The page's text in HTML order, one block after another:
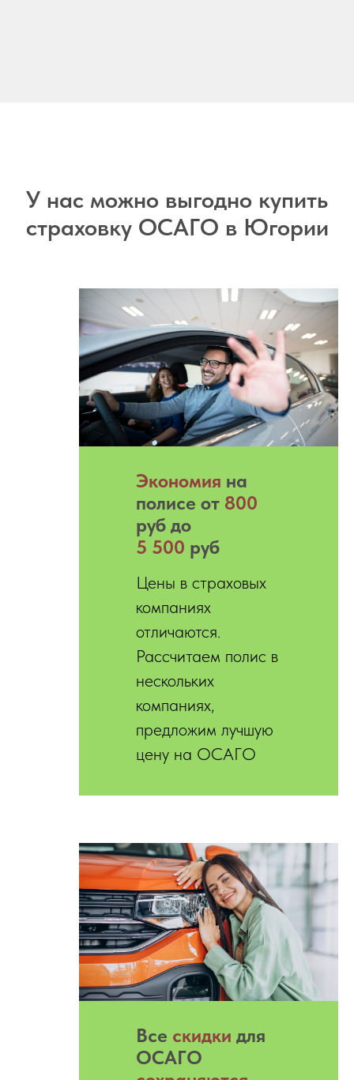
У нас можно выгодно купить
страховку ОСАГО в Югории
Экономия на
полисе от 800
руб до
5 500 руб
Цены в страховых
компаниях
отличаются.
Рассчитаем полис в
нескольких
компаниях,
предложим лучшую
цену на ОСАГО
Все скидки для
ОСАГО